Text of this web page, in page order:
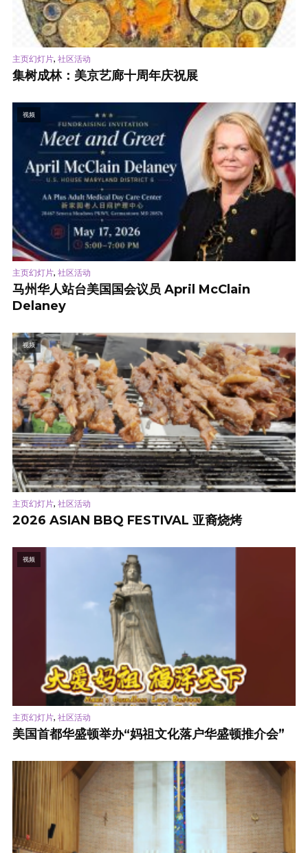
主页幻灯片, 社区活动
集树成林：美京艺廊十周年庆祝展
视频
主页幻灯片, 社区活动
马州华人站台美国国会议员 April McClain
Delaney
视频
主页幻灯片, 社区活动
2026 ASIAN BBQ FESTIVAL 亚裔烧烤
视频
主页幻灯片, 社区活动
美国首都华盛顿举办“妈祖文化落户华盛顿推介会”